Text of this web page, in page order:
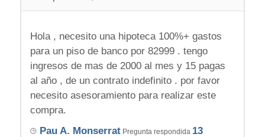
Hola , necesito una hipoteca 100%+ gastos
para un piso de banco por 82999 . tengo
ingresos de mas de 2000 al mes y 15 pagas
al año , de un contrato indefinito . por favor
necesito asesoramiento para realizar este
compra.
Pau A. MonserratPregunta respondida 13